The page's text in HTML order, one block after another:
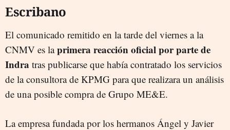
Escribano
El comunicado remitido en la tarde del viernes a la
CNMV es laprimera reacción oficial por parte de
Indra tras publicarse que había contratado los servicios
de la consultora de KPMG para que realizara un análisis
de una posible compra de Grupo ME&E.
La empresa fundada por los hermanos Ángel y Javier